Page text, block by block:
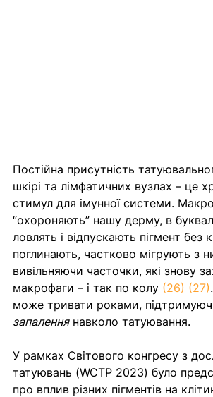
Постійна присутність
шкірі та лімфатичних вузлах – це
стимул для імунної системи.
“охороняють” нашу дерму, в
ловлять і відпускають пігмент без
поглинають, частково мігрують з
вивільняючи часточки, які знову
макрофаги – і так по колу (26) (27)
може тривати роками,
запалення навколо татуювання.
У рамках Світового конгресу з
татуювань (WCTP 2023) було
про вплив різних пігментів на